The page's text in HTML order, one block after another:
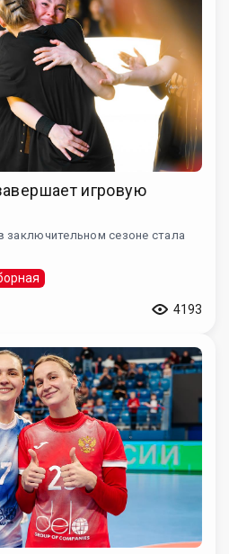
игровую
заключительном сезоне стала
4193